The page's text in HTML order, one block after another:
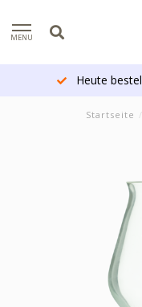
MENU
Heute
Startseite /